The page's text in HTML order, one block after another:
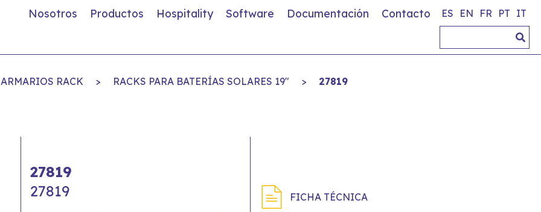
Nosotros Productos Hospitality Software Documentación Contacto ES EN FR PT IT
ARMARIOS RACK > RACKS PARA BATERÍAS SOLARES 19" > 27819
27819
27819
FICHA TÉCNICA